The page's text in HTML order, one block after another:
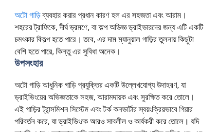
অটো গাড়িব্যবহার করার প্রধান কারণ হল এর সহজতা এবং আরাম।
শহরের ট্রাফিকে, দীর্ঘ ভ্রমণে, বা অল্প অভিজ্ঞ ড্রাইভারদের জন্য এটি একটি
চমৎকার বিকল্প হতে পারে। তবে, এর দাম ম্যানুয়াল গাড়ির তুলনায় কিছুটা
বেশি হতে পারে, কিন্তু এর সুবিধা অনেক।
উপসংহার
অটো গাড়ি আধুনিক গাড়ি প্রযুক্তির একটি উল্লেখযোগ্য উদাহরণ, যা
ড্রাইভিংয়ের অভিজ্ঞতাকে সহজ, আরামদায়ক এবং সুরক্ষিত করে তোলে।
এই গাড়ির ট্রান্সমিশন সিস্টেম এবং টর্ক কনভার্টার স্বয়ংক্রিয়ভাবে গিয়ার
পরিবর্তন করে, যা ড্রাইভিংকে আরও সাবলীল ও কার্যকরী করে তোলে। যদি